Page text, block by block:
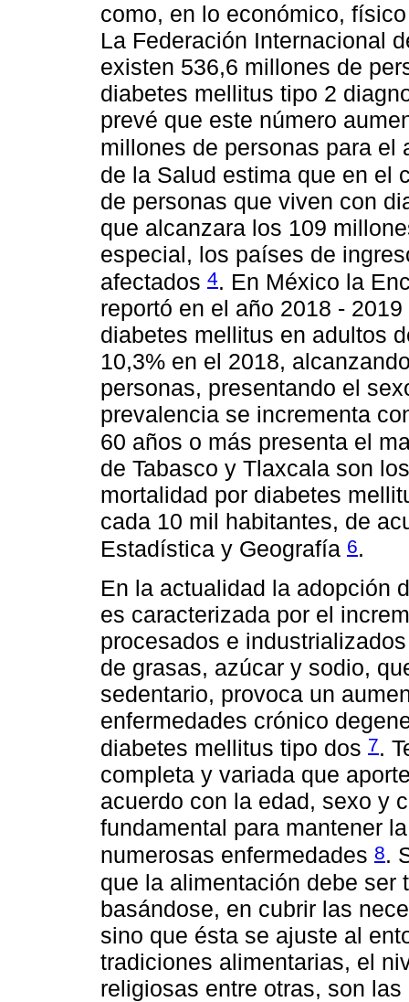
como, en lo económico,
La Federación Internacional
existen 536,6 millones de
diabetes mellitus tipo 2
prevé que este número
millones de personas para el
de la Salud estima que en el
de personas que viven con
que alcanzara los 109
especial, los países de
afectados 4. En México la
reportó en el año 2018 -
diabetes mellitus en adultos
10,3% en el 2018,
personas, presentando el
prevalencia se incrementa
60 años o más presenta el
de Tabasco y Tlaxcala son
mortalidad por diabetes
cada 10 mil habitantes, de
Estadística y Geografía 6.
En la actualidad la adopción
es caracterizada por el
procesados e
de grasas, azúcar y sodio,
sedentario, provoca un
enfermedades crónico
diabetes mellitus tipo dos 7.
completa y variada que
acuerdo con la edad, sexo y
fundamental para mantener
numerosas enfermedades 8.
que la alimentación debe ser
basándose, en cubrir las
sino que ésta se ajuste al
tradiciones alimentarias, el
religiosas entre otras, son